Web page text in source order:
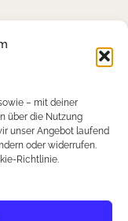
– mit deiner
über die Nutzung
unser Angebot laufend
oder widerrufen.
Richtlinie.